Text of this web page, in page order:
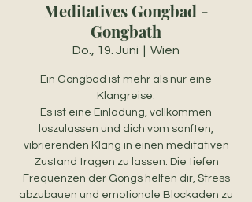
Meditatives Gongbad -
Gongbath
Do., 19. Juni Wien
Ein Gongbad ist mehr als nur eine
Klangreise.
Es ist eine Einladung, vollkommen
loszulassen und dich vom sanften,
vibrierenden Klang in einen meditativen
Zustand tragen zu lassen. Die tiefen
Frequenzen der Gongs helfen dir, Stress
abzubauen und emotionale Blockaden zu